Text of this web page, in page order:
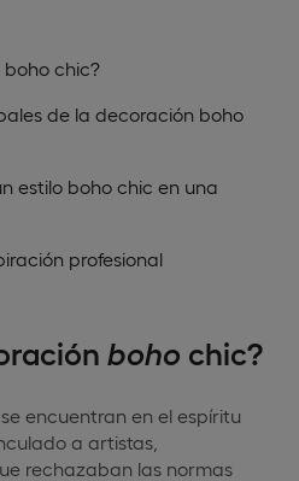
chic?
de la decoración boho
estilo boho chic en una
profesional
boho chic?
encuentran en el espíritu
a artistas,
rechazaban las normas